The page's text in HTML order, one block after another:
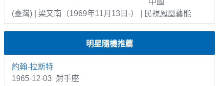
(臺灣) | 梁又南（1969年11月13日-） | 民視鳳凰藝能
明星隨機推薦
約翰-拉斯特
1965-12-03 射手座